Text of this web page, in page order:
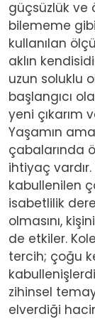
güçsüzlük ve
bilememe
kullanılan
aklın
uzun soluklu
başlangıcı
yeni çıkarım
Yaşamın
çabalarında
ihtiyaç
kabullenilen
isabetlilik
olmasını,
de etkiler.
tercih; çoğu
zihinsel
elverdiği